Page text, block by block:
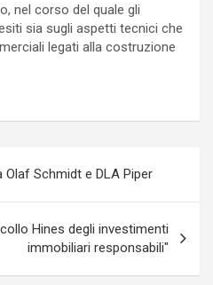
nel corso del quale gli
sia sugli aspetti tecnici che
legati alla costruzione
Olaf Schmidt e DLA Piper
Hines degli investimenti
immobiliari responsabili"